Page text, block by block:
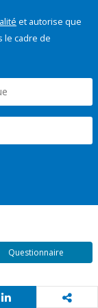
et autorise que
le cadre de
Questionnaire